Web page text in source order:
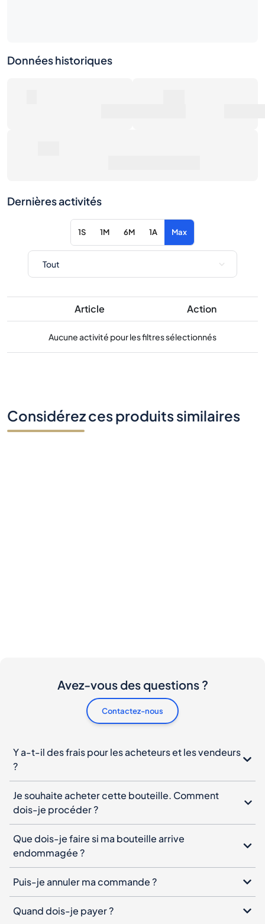
Données historiques
Dernières activités
1S 1M 6M 1A Max
Article Action
Aucune activité pour les filtres sélectionnés
Considérez ces produits similaires
Avez-vous des questions ?
Contactez-nous
Y a-t-il des frais pour les acheteurs et les vendeurs
?
Je souhaite acheter cette bouteille. Comment
dois-je procéder ?
Que dois-je faire si ma bouteille arrive
endommagée ?
Puis-je annuler ma commande ?
Quand dois-je payer ?